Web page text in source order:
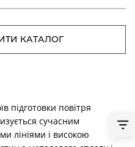
КАТАЛОГ
підготовки повітря
сучасним
лініями і високою